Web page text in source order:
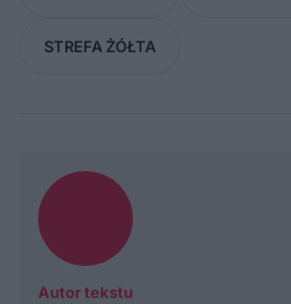
STREFA ŻÓŁTA
Autor tekstu